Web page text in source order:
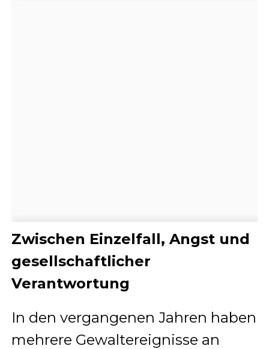
Zwischen Einzelfall, Angst und
gesellschaftlicher
Verantwortung
In den vergangenen Jahren haben
mehrere Gewaltereignisse an